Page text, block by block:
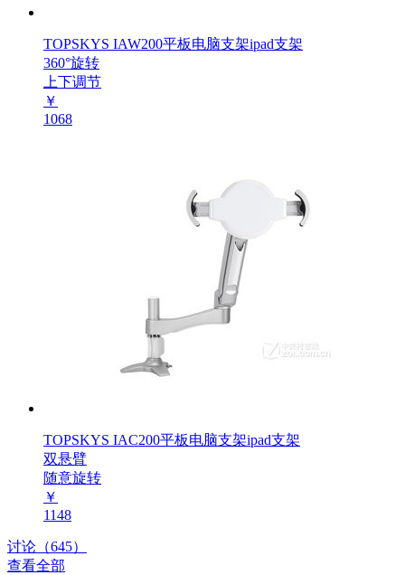
TOPSKYS IAW200平板电脑支架ipad支架
360°旋转
上下调节
￥
1068
TOPSKYS IAC200平板电脑支架ipad支架
双悬臂
随意旋转
￥
1148
讨论（645）
查看全部